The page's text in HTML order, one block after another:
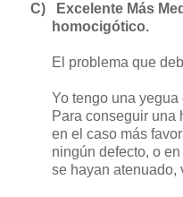
C)
Excelente Más
homocigótico.
El problema que
Yo tengo una yegua
Para conseguir una
en el caso más
ningún defecto, o
se hayan atenuado,